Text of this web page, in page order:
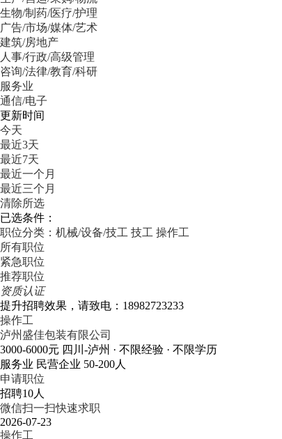
生物/制药/医疗/护理
广告/市场/媒体/艺术
建筑/房地产
人事/行政/高级管理
咨询/法律/教育/科研
服务业
通信/电子
更新时间
今天
最近3天
最近7天
最近一个月
最近三个月
清除所选
已选条件：
职位分类：机械/设备/技工 技工 操作工
所有职位
紧急职位
推荐职位
资质认证
提升招聘效果，请致电：18982723233
操作工
泸州盛佳包装有限公司
3000-6000元 四川-泸州 · 不限经验 · 不限学历
服务业 民营企业 50-200人
申请职位
招聘10人
微信扫一扫快速求职
2026-07-23
操作工